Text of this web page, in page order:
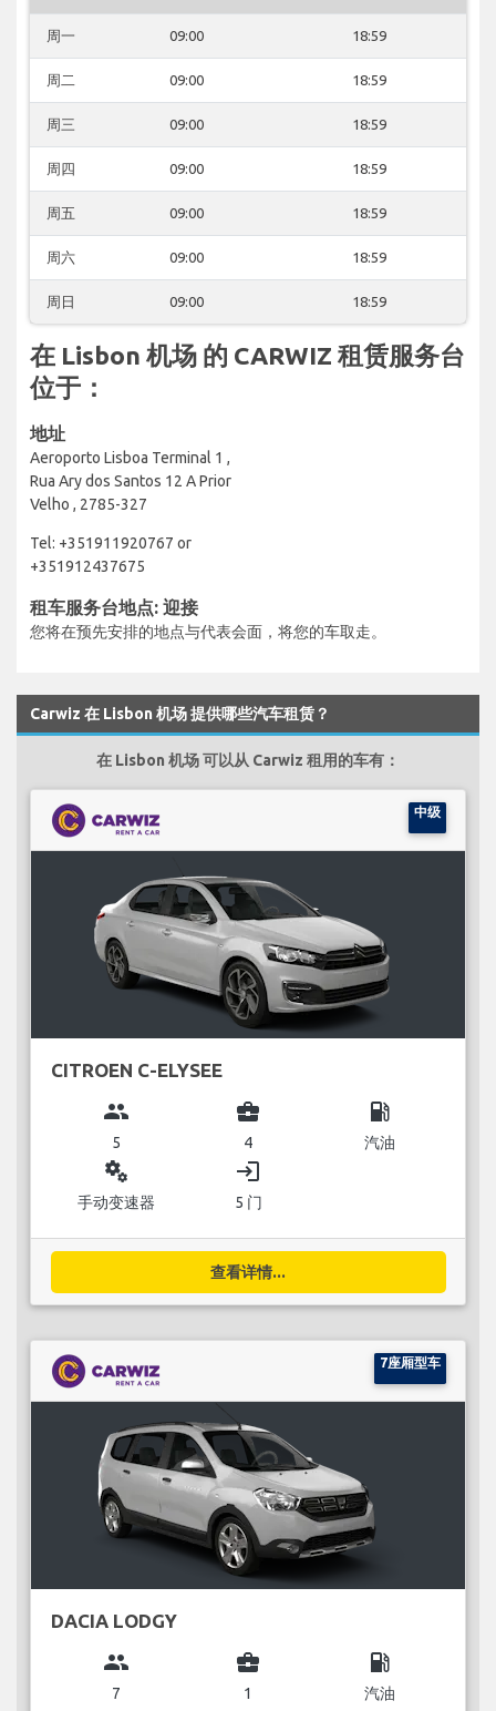
周一 09:00 18:59
周二 09:00 18:59
周三 09:00 18:59
周四 09:00 18:59
周五 09:00 18:59
周六 09:00 18:59
周日 09:00 18:59
在 Lisbon 机场 的 CARWIZ 租赁服务台
位于：
地址
Aeroporto Lisboa Terminal 1 ,
Rua Ary dos Santos 12 A Prior
Velho , 2785-327
Tel: +351911920767 or
+351912437675
租车服务台地点: 迎接
您将在预先安排的地点与代表会面，将您的车取走。
Carwiz 在 Lisbon 机场 提供哪些汽车租赁？
在 Lisbon 机场 可以从 Carwiz 租用的车有：
中级
CITROEN C-ELYSEE
group
5
business_center
4
local_gas_station
汽油
miscellaneous_services
手动变速器
login
5 门
查看详情...
7座厢型车
DACIA LODGY
group
7
business_center
1
local_gas_station
汽油